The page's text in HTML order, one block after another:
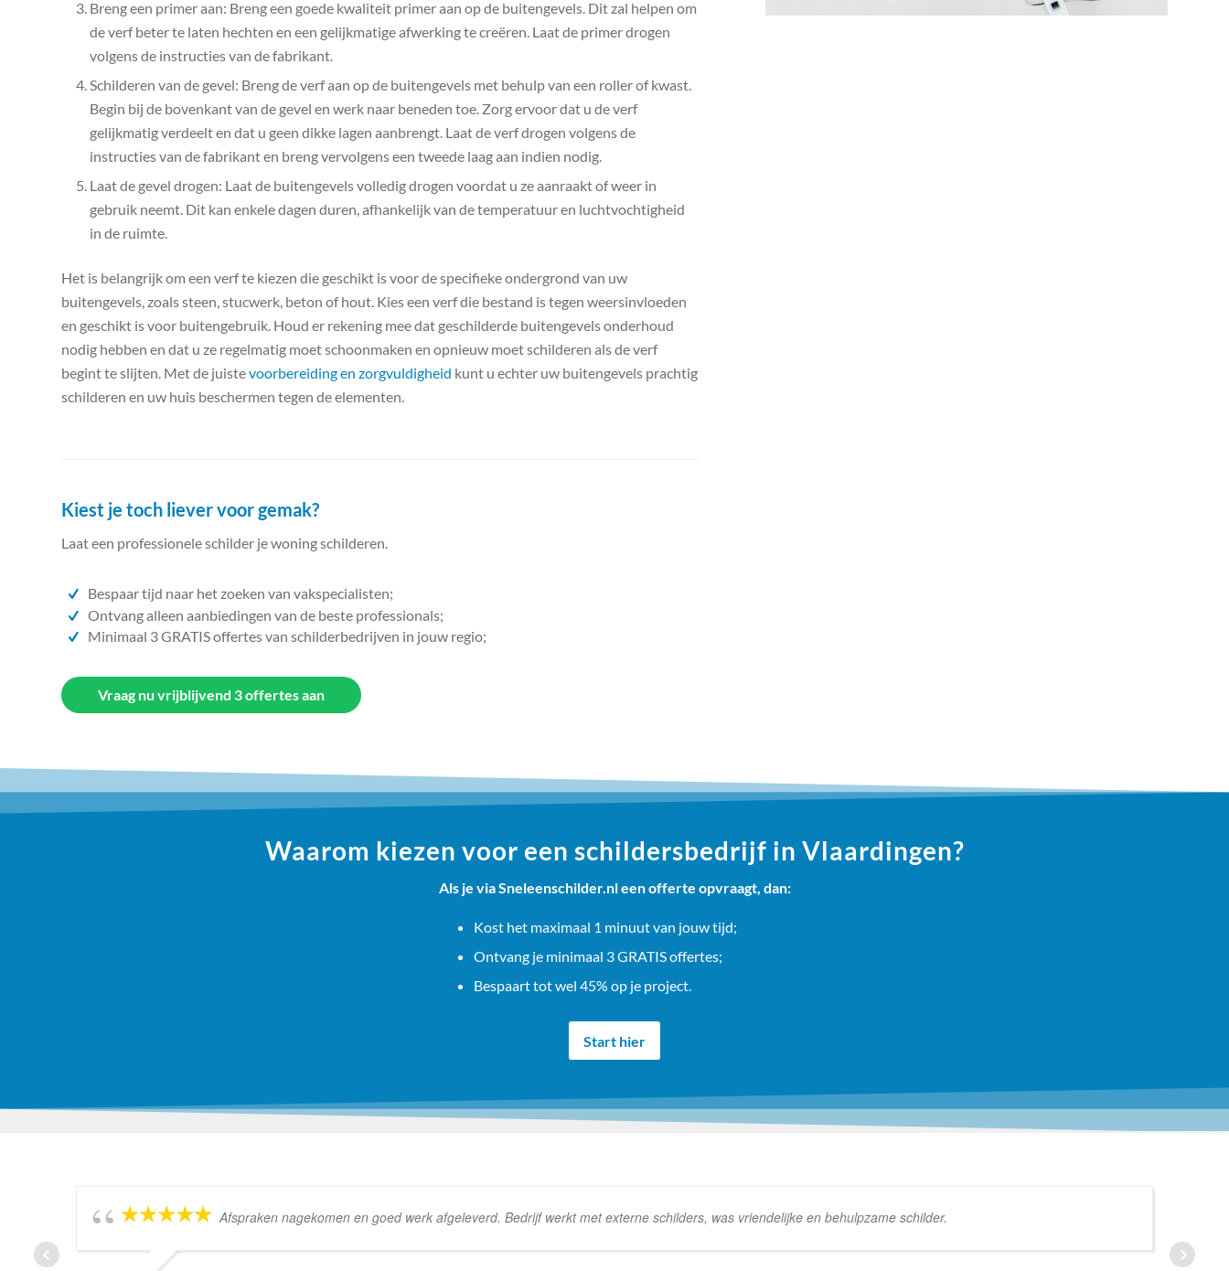
Breng een primer aan: Breng een goede kwaliteit primer aan op de buitengevels. Dit zal helpen om
de verf beter te laten hechten en een gelijkmatige afwerking te creëren. Laat de primer drogen
volgens de instructies van de fabrikant.
Schilderen van de gevel: Breng de verf aan op de buitengevels met behulp van een roller of kwast.
Begin bij de bovenkant van de gevel en werk naar beneden toe. Zorg ervoor dat u de verf
gelijkmatig verdeelt en dat u geen dikke lagen aanbrengt. Laat de verf drogen volgens de
instructies van de fabrikant en breng vervolgens een tweede laag aan indien nodig.
Laat de gevel drogen: Laat de buitengevels volledig drogen voordat u ze aanraakt of weer in
gebruik neemt. Dit kan enkele dagen duren, afhankelijk van de temperatuur en luchtvochtigheid
in de ruimte.
Het is belangrijk om een verf te kiezen die geschikt is voor de specifieke ondergrond van uw
buitengevels, zoals steen, stucwerk, beton of hout. Kies een verf die bestand is tegen weersinvloeden
en geschikt is voor buitengebruik. Houd er rekening mee dat geschilderde buitengevels onderhoud
nodig hebben en dat u ze regelmatig moet schoonmaken en opnieuw moet schilderen als de verf
begint te slijten. Met de juistevoorbereiding en zorgvuldigheid kunt u echter uw buitengevels prachtig
schilderen en uw huis beschermen tegen de elementen.
Kiest je toch liever voor gemak?
Laat een professionele schilder je woning schilderen.
Bespaar tijd naar het zoeken van vakspecialisten;
Ontvang alleen aanbiedingen van de beste professionals;
Minimaal 3 GRATIS offertes van schilderbedrijven in jouw regio;
Vraag nu vrijblijvend 3 offertes aan
Waarom kiezen voor een schildersbedrijf in Vlaardingen?
Als je via Sneleenschilder.nl een offerte opvraagt, dan:
Kost het maximaal 1 minuut van jouw tijd;
Ontvang je minimaal 3 GRATIS offertes;
Bespaart tot wel 45% op je project.
Start hier
Afspraken nagekomen en goed werk afgeleverd. Bedrijf werkt met externe schilders, was vriendelijke en behulpzame schilder.